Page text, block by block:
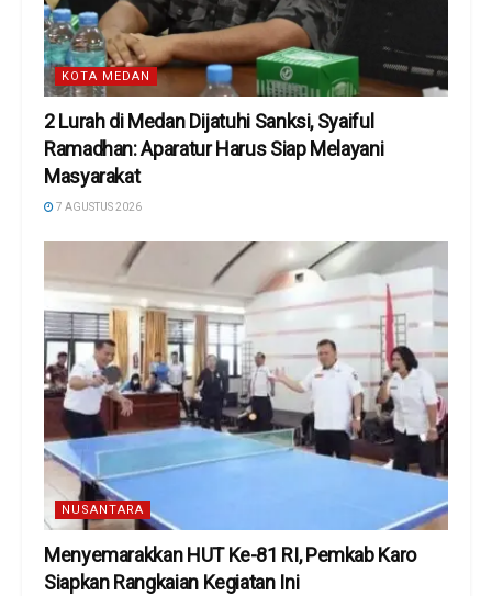
KOTA MEDAN
2 Lurah di Medan Dijatuhi Sanksi, Syaiful
Ramadhan: Aparatur Harus Siap Melayani
Masyarakat
7 AGUSTUS 2026
NUSANTARA
Menyemarakkan HUT Ke-81 RI, Pemkab Karo
Siapkan Rangkaian Kegiatan Ini